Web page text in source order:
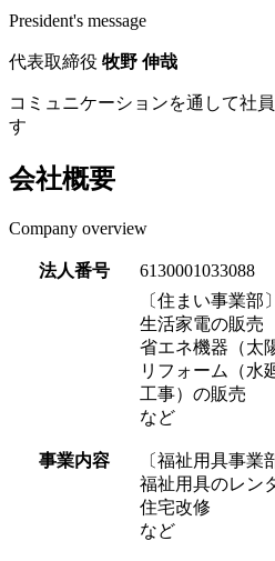
President's message
代表取締役 牧野 伸哉
コミュニケーションを通して社
す
会社概要
Company overview
法人番号 6130001033088
事業内容
〔住まい事業部〕
生活家電の販売
省エネ機器（太
リフォーム（水
工事）の販売
など
〔福祉用具事業
福祉用具のレン
住宅改修
など